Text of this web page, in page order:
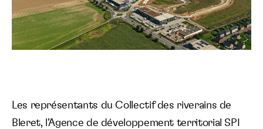
Les représentants du Collectif des riverains de
Bleret, l’Agence de développement territorial SPI